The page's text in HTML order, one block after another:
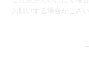
お願いする場合がござい